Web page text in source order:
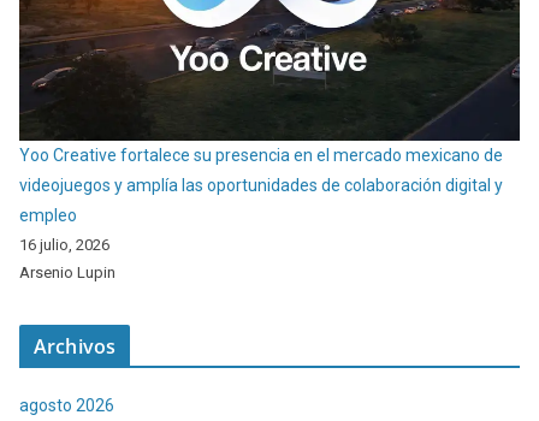
Yoo Creative fortalece su presencia en el mercado mexicano de
videojuegos y amplía las oportunidades de colaboración digital y
empleo
16 julio, 2026
Arsenio Lupin
Archivos
agosto 2026